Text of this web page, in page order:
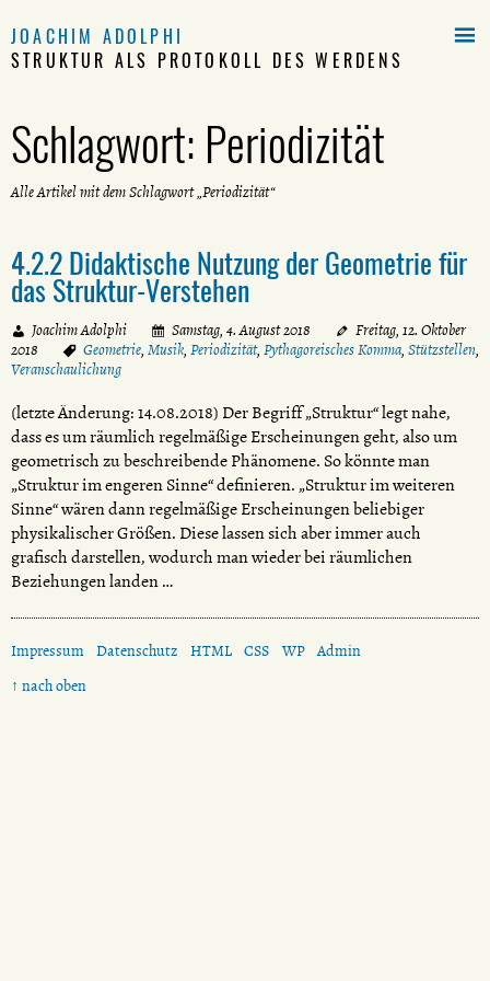
JOACHIM ADOLPHI
STRUKTUR ALS PROTOKOLL DES WERDENS
Schlagwort: Periodizität
Alle Artikel mit dem Schlagwort „Periodizität“
4.2.2 Didaktische Nutzung der Geometrie für
das Struktur-Verstehen
Joachim Adolphi Samstag, 4. August 2018
Freitag, 12. Oktober
2018
Geometrie, Musik, Periodizität, Pythagoreisches Komma, Stützstellen,
Veranschaulichung
(letzte Änderung: 14.08.2018) Der Begriff „Struktur“ legt nahe,
dass es um räumlich regelmäßige Erscheinungen geht, also um
geometrisch zu beschreibende Phänomene. So könnte man
„Struktur im engeren Sinne“ definieren. „Struktur im weiteren
Sinne“ wären dann regelmäßige Erscheinungen beliebiger
physikalischer Größen. Diese lassen sich aber immer auch
grafisch darstellen, wodurch man wieder bei räumlichen
Beziehungen landen …

Impressum Datenschutz HTML CSS WP Admin
↑ nach oben